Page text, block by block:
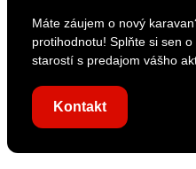
Máte záujem o nový
protihodnotu! Splňte si sen
starostí s predajom vášho
Kontakt